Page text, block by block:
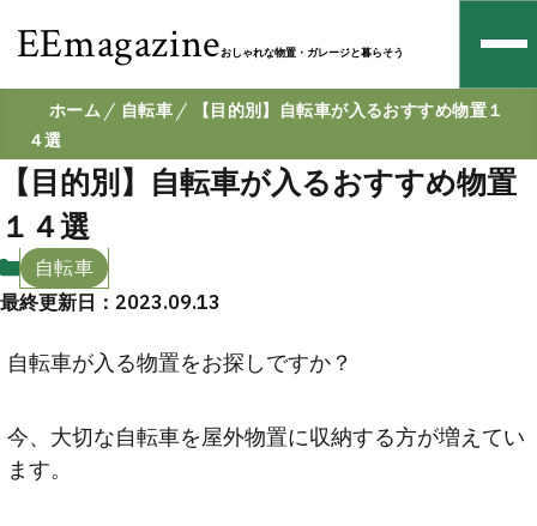
EEmagazineおしゃれな物置・ガレージと暮らそう
ホーム 自転車
【目的別】自転車が入るおすすめ物置１
４選
【目的別】自転車が入るおすすめ物置
１４選
自転車
最終更新日：2023.09.13
自転車が入る物置をお探しですか？
今、大切な自転車を屋外物置に収納する方が増えてい
ます。